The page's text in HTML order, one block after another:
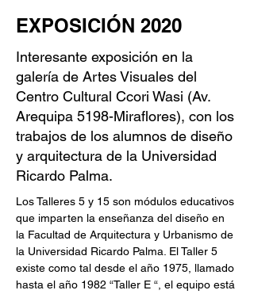
EXPOSICIÓN 2020
Interesante exposición en la
galería de Artes Visuales del
Centro Cultural Ccori Wasi (Av.
Arequipa 5198-Miraflores), con los
trabajos de los alumnos de diseño
y arquitectura de la Universidad
Ricardo Palma.
Los Talleres 5 y 15 son módulos educativos
que imparten la enseñanza del diseño en
la Facultad de Arquitectura y Urbanismo de
la Universidad Ricardo Palma. El Taller 5
existe como tal desde el año 1975, llamado
hasta el año 1982 “Taller E “, el equipo está